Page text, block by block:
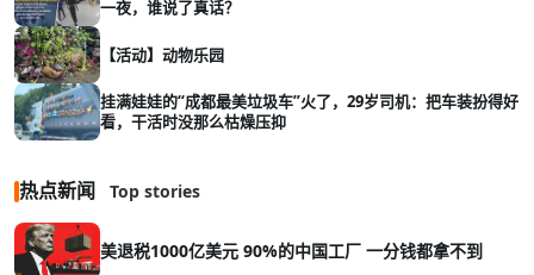
一夜，谁说了真话？
【活动】动物乐园
挂满娃娃的“成都最美垃圾车”火了，29岁司机：把车装扮得好
看，干活时没那么枯燥压抑
热点新闻 Top stories
美退税1000亿美元 90%的中国工厂 一分钱都拿不到